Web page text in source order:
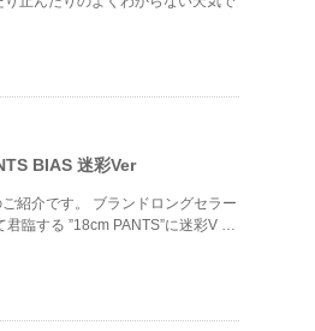
BIAS 迷彩Ver
紹介です。 ブランドロングセラー
君臨する ”18cm PANTS”に迷彩V …